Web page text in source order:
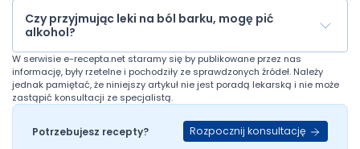
Czy przyjmując leki na ból barku, mogę pić
alkohol?
W serwisie e-recepta.net staramy się by publikowane przez nas
informację, były rzetelne i pochodziły ze sprawdzonych źródeł. Należy
jednak pamiętać, że niniejszy artykuł nie jest poradą lekarską i nie może
zastąpić konsultacji ze specjalistą.
Potrzebujesz recepty? Rozpocznij konsultację